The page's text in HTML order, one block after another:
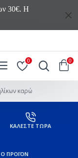
30€. Η
0 0
καρώ
ΚΑΛΕΣΤΕ ΤΩΡΑ
ΠΡΟΪΟΝ